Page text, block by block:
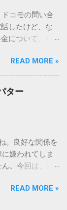
れらは非常に
理や配管維持
への深刻な負荷
・除去するこ
河川や海まで
リスクがあり
保っている「膠
年数が経過した
が高額になる
れの沈着 陶器
かい粒子が素
す。一度素材
ドコモの問い合
したけど、な
について、疑
「151」ですよ
いるの？」「
わからず、な
。 この記事で
すい時間帯、さ
やすく解説し
「151」の受付
無休で、土日
気にする際、ま
であれば、ドコ
READ MORE »
ター
。良好な関係を
嫌われてしま
。今回は、嫁
たエピソードも
READ MORE »